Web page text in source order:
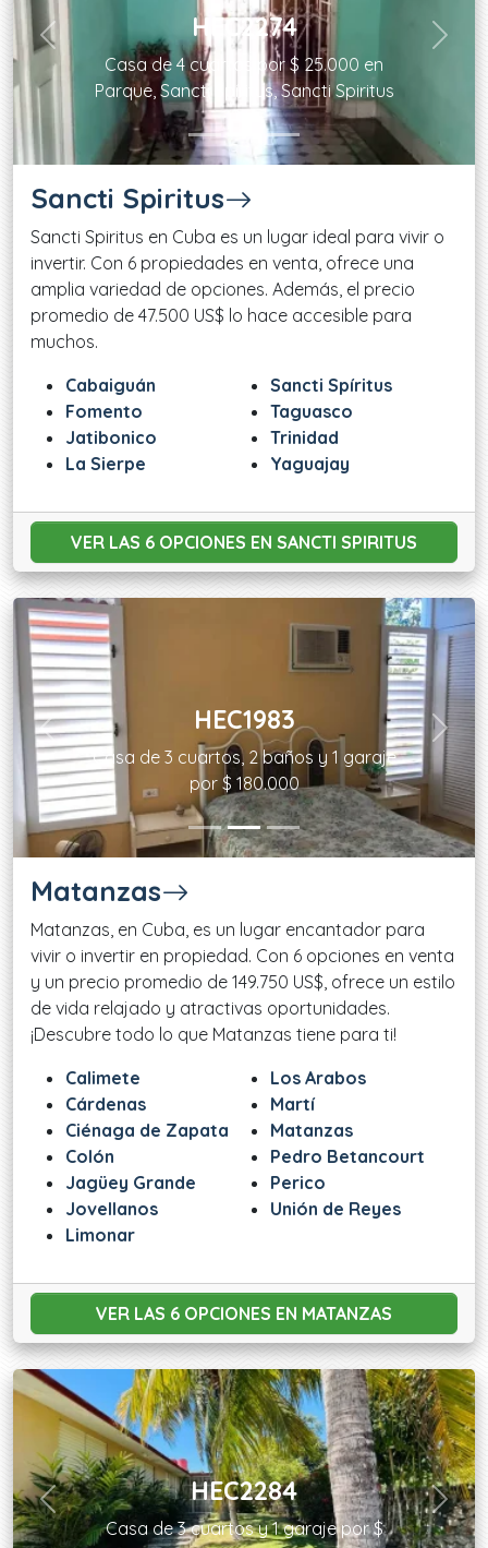
HEC2274
Casa de 4 cuartos por $ 25.000 en
Parque, Sancti Spíritus, Sancti Spiritus
Previous Next
Sancti Spiritus
Sancti Spiritus en Cuba es un lugar ideal para vivir o
invertir. Con 6 propiedades en venta, ofrece una
amplia variedad de opciones. Además, el precio
promedio de 47.500 US$ lo hace accesible para
muchos.
Cabaiguán
Fomento
Jatibonico
La Sierpe
Sancti Spíritus
Taguasco
Trinidad
Yaguajay
VER LAS 6 OPCIONES EN SANCTI SPIRITUS
HEC1983
Casa de 3 cuartos, 2 baños y 1 garaje
por $ 180.000
Previous Next
Matanzas
Matanzas, en Cuba, es un lugar encantador para
vivir o invertir en propiedad. Con 6 opciones en venta
y un precio promedio de 149.750 US$, ofrece un estilo
de vida relajado y atractivas oportunidades.
¡Descubre todo lo que Matanzas tiene para ti!
Calimete
Cárdenas
Ciénaga de Zapata
Colón
Jagüey Grande
Jovellanos
Limonar
Los Arabos
Martí
Matanzas
Pedro Betancourt
Perico
Unión de Reyes
VER LAS 6 OPCIONES EN MATANZAS
HEC2284
Casa de 3 cuartos y 1 garaje por $
Previous Next